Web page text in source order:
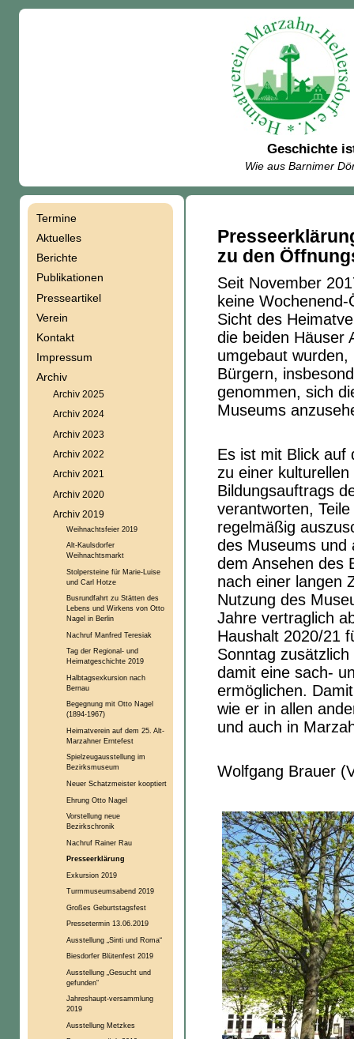
Geschichte
Wie aus Barnimer
zu den
Seit November
keine
Sicht des
die beiden Häuser
umgebaut
Bürgern,
genommen, sich
Museums
Es ist mit Blick auf
zu einer
Bildungsauftrags
verantworten,
regelmäßig
des Museums und
dem Ansehen des
nach einer langen
Nutzung des
Jahre vertraglich
Haushalt 2020/21
Sonntag
damit eine sach-
ermöglichen.
wie er in allen
und auch in
Wolfgang Brauer
Termine
Aktuelles
Berichte
Publikationen
Presseartikel
Verein
Kontakt
Impressum
Archiv
Archiv 2025
Archiv 2024
Archiv 2023
Archiv 2022
Archiv 2021
Archiv 2020
Archiv 2019
Weihnachtsfeier 2019
Alt-Kaulsdorfer
Weihnachtsmarkt
Stolpersteine für Marie-Luise
und Carl Hotze
Busrundfahrt zu Stätten des
Lebens und Wirkens von Otto
Nagel in Berlin
Nachruf Manfred Teresiak
Tag der Regional- und
Heimatgeschichte 2019
Halbtagsexkursion nach
Bernau
Begegnung mit Otto Nagel
(1894-1967)
Heimatverein auf dem 25. Alt-
Marzahner Erntefest
Spielzeugausstellung im
Bezirksmuseum
Neuer Schatzmeister kooptiert
Ehrung Otto Nagel
Vorstellung neue
Bezirkschronik
Nachruf Rainer Rau
Presseerklärung
Exkursion 2019
Turmmuseumsabend 2019
Großes Geburtstagsfest
Pressetermin 13.06.2019
Ausstellung „Sinti und Roma“
Biesdorfer Blütenfest 2019
Ausstellung „Gesucht und
gefunden“
Jahreshaupt-versammlung
2019
Ausstellung Metzkes